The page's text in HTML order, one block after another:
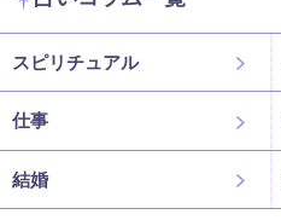
スピリチュアル
仕事
結婚